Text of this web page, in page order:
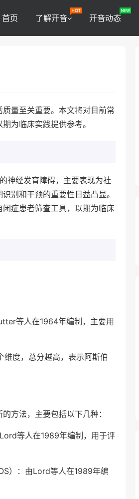
首页 了解开音 开音动态
量至关重要。本文将对目前常
为临床实践提供参考。
神经发育障碍，主要表现为社
别和干预的重要性日益凸显。
症患者筛查工具，以期为临床
等人在1964年编制，主要用
度，总分越高，表示阿斯伯
方法，主要包括以下几种：
等人在1989年编制，用于评
）：由Lord等人在1989年编